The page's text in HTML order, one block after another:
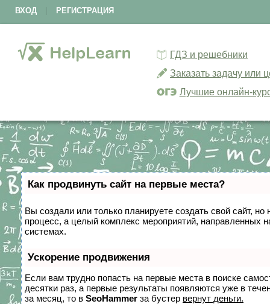
ВХОД РЕГИСТРАЦИЯ
ГДЗ и решебники
Заказать задачу или
Лучшие онлайн-
Как продвинуть сайт на первые места?
Вы создали или только планируете создать свой сайт,
процесс, а целый комплекс мероприятий, направленных
системах.
Ускорение продвижения
Если вам трудно попасть на первые места в поиске
десятки раз, а первые результаты появляются уже в
за месяц, то в SeoHammer за бустер вернут деньги.